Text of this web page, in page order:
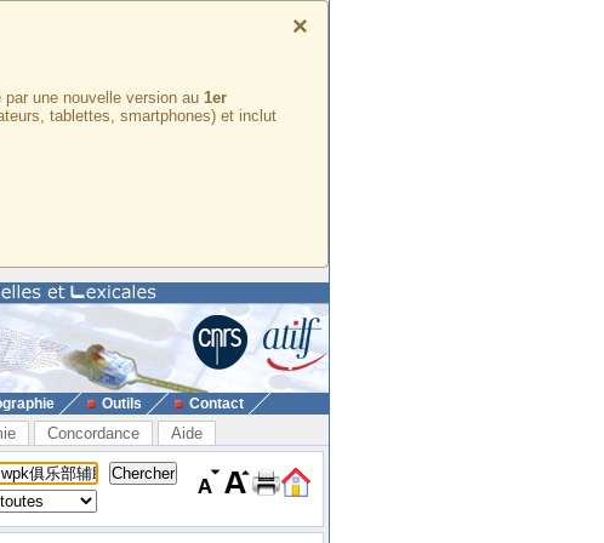
×
une nouvelle version au 1er
tablettes, smartphones) et inclut
Outils Contact
Concordance Aide